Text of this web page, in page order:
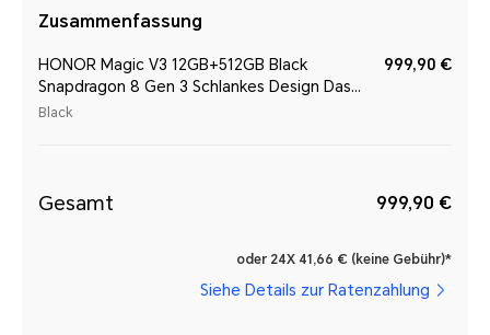
Zusammenfassung
HONOR Magic V3 12GB+512GB Black
Snapdragon 8 Gen 3 Schlankes Design Das
Scharnier für die Ewigkeit
Black
999,90 €
Gesamt 999,90 €
oder 24X 41,66 € (keine Gebühr)*
Siehe Details zur Ratenzahlung